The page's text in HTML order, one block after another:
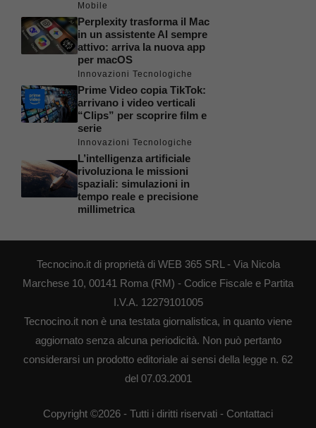
Mobile
Perplexity trasforma il Mac
in un assistente AI sempre
attivo: arriva la nuova app
per macOS
Innovazioni Tecnologiche
Prime Video copia TikTok:
arrivano i video verticali
“Clips” per scoprire film e
serie
Innovazioni Tecnologiche
L’intelligenza artificiale
rivoluziona le missioni
spaziali: simulazioni in
tempo reale e precisione
millimetrica
Tecnocino.it di proprietà di WEB 365 SRL - Via Nicola
Marchese 10, 00141 Roma (RM) - Codice Fiscale e Partita
I.V.A. 12279101005
Tecnocino.it non è una testata giornalistica, in quanto viene
aggiornato senza alcuna periodicità. Non può pertanto
considerarsi un prodotto editoriale ai sensi della legge n. 62
del 07.03.2001
Copyright ©2026 - Tutti i diritti riservati - Contattaci